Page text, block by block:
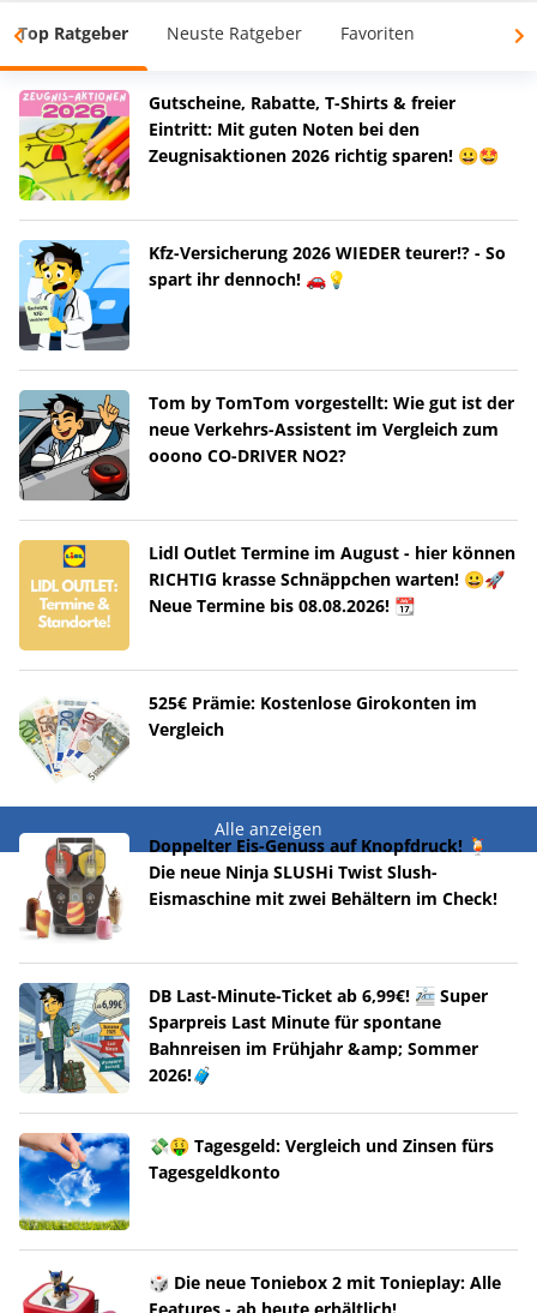
Top Ratgeber Neuste Ratgeber Favoriten
Gutscheine, Rabatte, T-Shirts & freier
Eintritt: Mit guten Noten bei den
Zeugnisaktionen 2026 richtig sparen! 😀🤩
Kfz-Versicherung 2026 WIEDER teurer!? - So
spart ihr dennoch! 🚗💡
Tom by TomTom vorgestellt: Wie gut ist der
neue Verkehrs-Assistent im Vergleich zum
ooono CO-DRIVER NO2?
Lidl Outlet Termine im August - hier können
RICHTIG krasse Schnäppchen warten! 😀🚀
Neue Termine bis 08.08.2026! 📆
525€ Prämie: Kostenlose Girokonten im
Vergleich
Alle anzeigen
Doppelter Eis-Genuss auf Knopfdruck! 🍹
Die neue Ninja SLUSHi Twist Slush-
Eismaschine mit zwei Behältern im Check!
DB Last-Minute-Ticket ab 6,99€! 🚈 Super
Sparpreis Last Minute für spontane
Bahnreisen im Frühjahr &amp; Sommer
2026!🧳
💸🤑 Tagesgeld: Vergleich und Zinsen fürs
Tagesgeldkonto
🎲 Die neue Toniebox 2 mit Tonieplay: Alle